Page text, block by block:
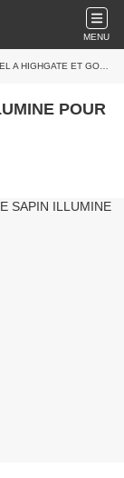
MENU
ET GORING !!
POUR